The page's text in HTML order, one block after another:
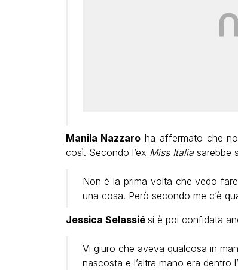
Manila Nazzaro ha affermato che
così. Secondo l’ex Miss Italiasarebbe
Non è la prima volta che vedo
una cosa. Però secondo me c’è
Jessica Selassié si è poi confidata
Vi giuro che aveva qualcosa in
nascosta e l’altra mano era dentro